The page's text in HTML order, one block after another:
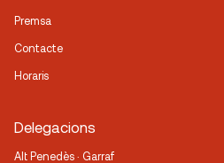
Premsa
Contacte
Horaris
Delegacions
Alt Penedès · Garraf